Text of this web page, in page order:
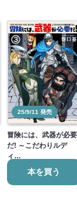
25/9/11 発売
冒険には、武器が必要
だ! ～こだわりルデ
ィ…
本を買う